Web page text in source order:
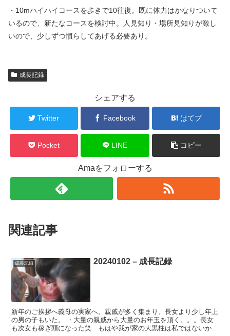
・10mハイハイコースを歩きで10往復。既に体力はかなりついて
いるので、新たなコースを検討中。人見知り・場所見知りが激し
いので、少しずつ慣らしてあげる必要あり。
成長記録
シェアする
Twitter Facebook はてブ
Pocket LINE コピー
Amaをフォローする
関連記事
成長記録 20240102 – 成長記録
新年のご挨拶へ義母の実家へ。親戚が多く集まり、長女より少し年上
の男の子もいた。 ・大量の親戚から大量のお年玉を頂く。。。長女
も次女も稼ぎ頭になった笑 もはや我が家の大黒柱は私ではないかも